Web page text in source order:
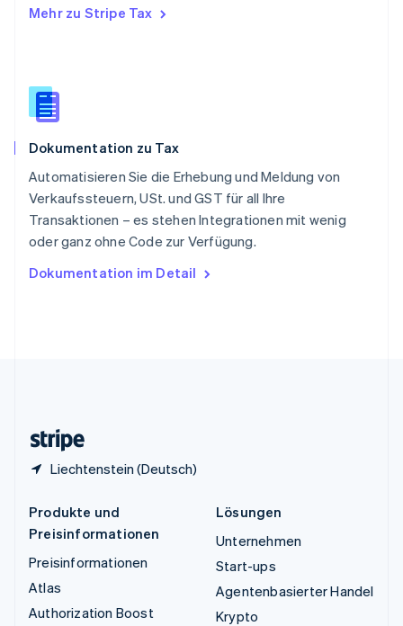
Mehr zu Stripe Tax
Dokumentation zu Tax
Automatisieren Sie die Erhebung und Meldung von
Verkaufssteuern, USt. und GST für all Ihre
Transaktionen – es stehen Integrationen mit wenig
oder ganz ohne Code zur Verfügung.
Dokumentation im Detail
Liechtenstein (Deutsch)
Slowakei
Sonderverwaltungsregion Hongkong,
China
Spanien
EspañolEnglish
Thailand
Tschechische Republik
English
English
Produkte und
Preisinformationen
Preisinformationen
Atlas
Authorization Boost
Lösungen
Unternehmen
Start-ups
Agentenbasierter Handel
Krypto